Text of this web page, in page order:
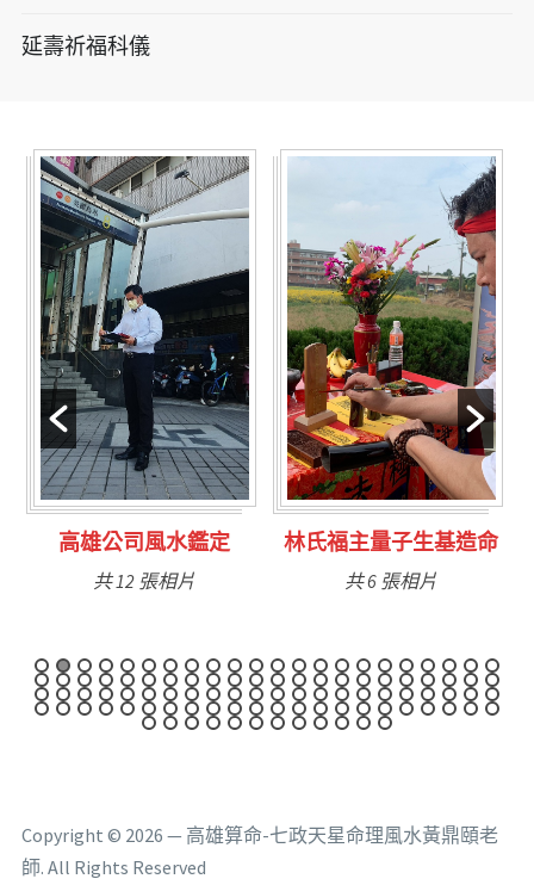
延壽祈福科儀
林氏福主量子生基造命
共 6 張相片
台南永康風水鑑定
共 9 張相片
Copyright © 2026 — 高雄算命-七政天星命理風水黃鼎頤老
師. All Rights Reserved